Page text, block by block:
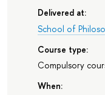
Delivered at:
School of
Course type:
Compulsory
When: